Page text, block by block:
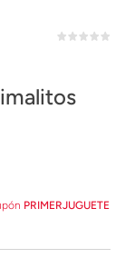
PRIMERJUGUETE